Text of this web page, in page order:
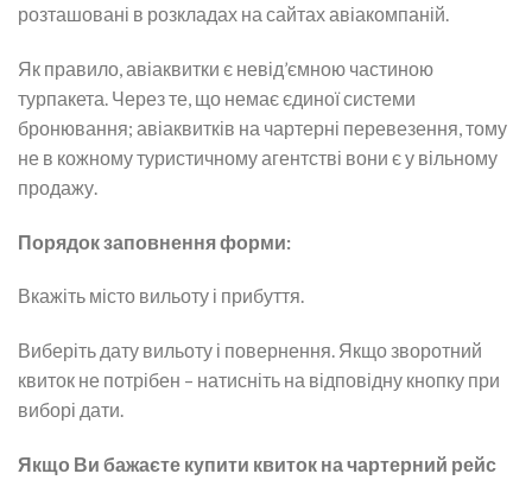
розташовані в розкладах на сайтах авіакомпаній.
Як правило, авіаквитки є невід’ємною частиною
турпакета. Через те, що немає єдиної системи
бронювання; авіаквитків на чартерні перевезення, тому
не в кожному туристичному агентстві вони є у вільному
продажу.
Порядок заповнення форми:
Вкажіть місто вильоту і прибуття.
Виберіть дату вильоту і повернення. Якщо зворотний
квиток не потрібен – натисніть на відповідну кнопку при
виборі дати.
Якщо Ви бажаєте купити квиток на чартерний рейс